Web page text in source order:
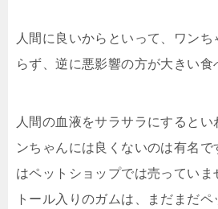
人間に良いからといって、ワン
らず、逆に悪影響の方が大きい食
人間の血液をサラサラにするとい
ンちゃんには良くないのは有名
はペットショップでは売っていま
トール入りのガムは、まだまだペ